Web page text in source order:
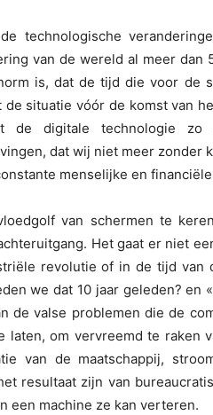
technologische
van de wereld al meer dan
is, dat de tijd die voor de
de situatie vóór de komst van
de digitale technologie zo
dat wij niet meer zonder
menselijke en
van schermen te
Het gaat er niet
revolutie of in de tijd van
we dat 10 jaar geleden? en
de valse problemen die de
laten, om vervreemd te raken
van de maatschappij,
resultaat zijn van
een machine ze kan verteren.